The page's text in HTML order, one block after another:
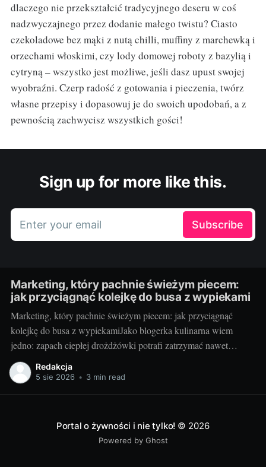
dlaczego nie przekształcić tradycyjnego deseru w coś
nadzwyczajnego przez dodanie małego twistu? Ciasto
czekoladowe bez mąki z nutą chilli, muffiny z marchewką i
orzechami włoskimi, czy lody domowej roboty z bazylią i
cytryną – wszystko jest możliwe, jeśli dasz upust swojej
wyobraźni. Czerp radość z gotowania i pieczenia, twórz
własne przepisy i dopasowuj je do swoich upodobań, a z
pewnością zachwycisz wszystkich gości!
Sign up for more like this.
Enter your email Subscribe
Marketing, który pachnie świeżym piecem:
jak przyciągnąć kolejkę do busa z wypiekami
Marketing, który pachnie świeżym piecem: jak przyciągnąć
kolejkę do busa z wypiekamiJako blogerka kulinarna wiem
jedno: zapach ciepłej drożdżówki potrafi zatrzymać nawet
najbardziej zabieganych. Mobilna piekarnia ma supermoc — piec
na kołach i kontakt z klientem tu i teraz. Jeśli dodasz do tego
Redakcja
5 sie 2026 • 3 min read
Portal o żywności i nie tylko! © 2026
Powered by Ghost